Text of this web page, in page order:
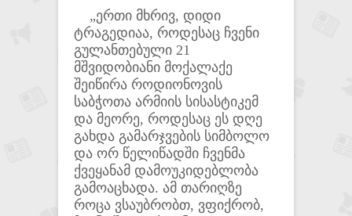
„ერთი მხრივ, დიდი
ტრაგედიაა, როდესაც ჩვენი
გულანთებული 21
მშვიდობიანი მოქალაქე
შეიწირა როდიონოვის
საბჭოთა არმიის სისასტიკემ
და მეორე, როდესაც ეს დღე
გახდა გამარჯვების სიმბოლო
და ორ წელიწადში ჩვენმა
ქვეყანამ დამოუკიდებლობა
გამოაცხადა. ამ თარიღზე
როცა ვსაუბრობთ, ვფიქრობ,